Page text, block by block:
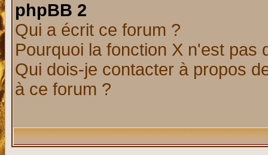
phpBB 2
Qui a écrit ce forum ?
Pourquoi la fonction X n'est pas
Qui dois-je contacter à propos
à ce forum ?